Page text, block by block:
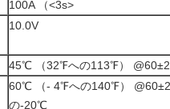
100A （<3s>
10.0V
45℃ （32℉への113℉）
60℃ （- 4℉への140℉）
の-20℃